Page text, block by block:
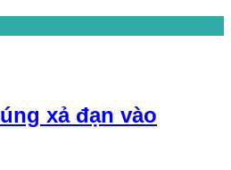
xả đạn vào